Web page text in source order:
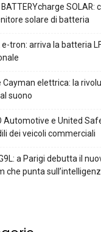
BATTERYcharge
solare di batteria
tron: arriva la batteria
Cayman elettrica: la
suono
Automotive e United
dei veicoli commerciali
a Parigi debutta il
che punta